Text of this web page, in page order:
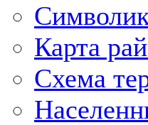
Карта
Схема